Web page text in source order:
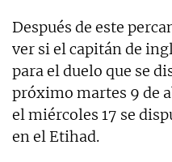
Después de este
ver si el capitán de
para el duelo que se
próximo martes 9 de
el miércoles 17 se
en el Etihad.